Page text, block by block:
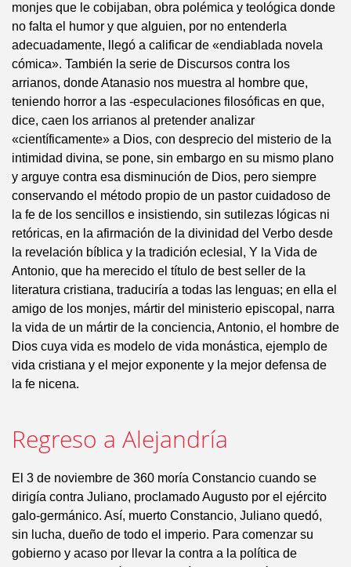
monjes que le cobijaban, obra polémica y teológica donde
no falta el humor y que alguien, por no entenderla
adecuadamente, llegó a calificar de «endiablada novela
cómica». También la serie de Discursos contra los
arrianos, donde Atanasio nos muestra al hombre que,
teniendo horror a las -especulaciones filosóficas en que,
dice, caen los arrianos al pretender analizar
«científicamente» a Dios, con desprecio del misterio de la
intimidad divina, se pone, sin embargo en su mismo plano
y arguye contra esa disminución de Dios, pero siempre
conservando el método propio de un pastor cuidadoso de
la fe de los sencillos e insistiendo, sin sutilezas lógicas ni
retóricas, en la afirmación de la divinidad del Verbo desde
la revelación bíblica y la tradición eclesial, Y la Vida de
Antonio, que ha merecido el título de best seller de la
literatura cristiana, traduciría a todas las lenguas; en ella el
amigo de los monjes, mártir del ministerio episcopal, narra
la vida de un mártir de la conciencia, Antonio, el hombre de
Dios cuya vida es modelo de vida monástica, ejemplo de
vida cristiana y el mejor exponente y la mejor defensa de
la fe nicena.
Regreso a Alejandría
El 3 de noviembre de 360 moría Constancio cuando se
dirigía contra Juliano, proclamado Augusto por el ejército
galo-germánico. Así, muerto Constancio, Juliano quedó,
sin lucha, dueño de todo el imperio. Para comenzar su
gobierno y acaso por llevar la contra a la política de